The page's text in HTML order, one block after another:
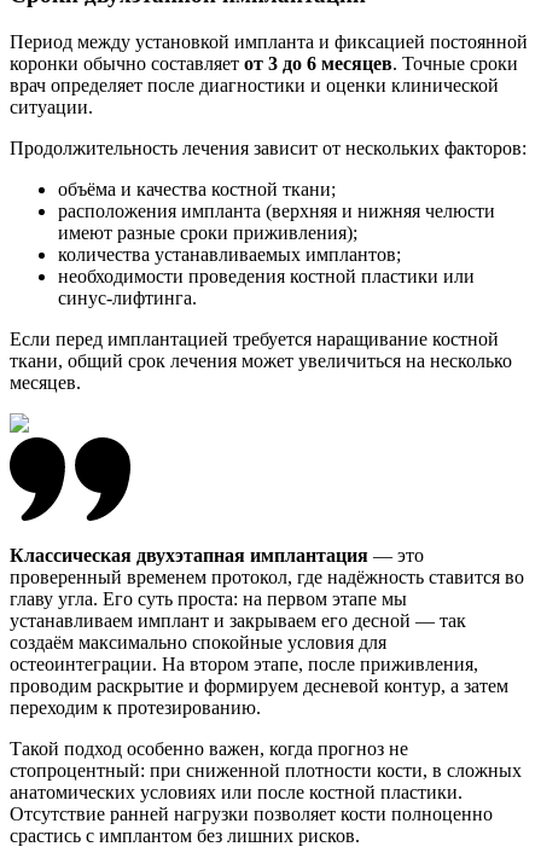
Период между установкой импланта и фиксацией постоянной
коронки обычно составляет от 3 до 6 месяцев. Точные сроки
врач определяет после диагностики и оценки клинической
ситуации.
Продолжительность лечения зависит от нескольких факторов:
объёма и качества костной ткани;
расположения импланта (верхняя и нижняя челюсти
имеют разные сроки приживления);
количества устанавливаемых имплантов;
необходимости проведения костной пластики или
синус-лифтинга.
Если перед имплантацией требуется наращивание костной
ткани, общий срок лечения может увеличиться на несколько
месяцев.
Классическая двухэтапная имплантация — это
проверенный временем протокол, где надёжность ставится во
главу угла. Его суть проста: на первом этапе мы
устанавливаем имплант и закрываем его десной — так
создаём максимально спокойные условия для
остеоинтеграции. На втором этапе, после приживления,
проводим раскрытие и формируем десневой контур, а затем
переходим к протезированию.
Такой подход особенно важен, когда прогноз не
стопроцентный: при сниженной плотности кости, в сложных
анатомических условиях или после костной пластики.
Отсутствие ранней нагрузки позволяет кости полноценно
срастись с имплантом без лишних рисков.